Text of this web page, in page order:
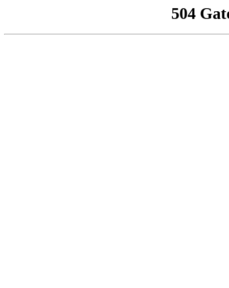
504